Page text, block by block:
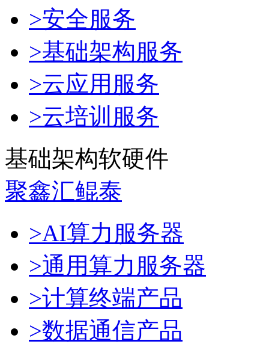
>安全服务
>基础架构服务
>云应用服务
>云培训服务
基础架构软硬件
聚鑫汇鲲泰
>AI算力服务器
>通用算力服务器
>计算终端产品
>数据通信产品